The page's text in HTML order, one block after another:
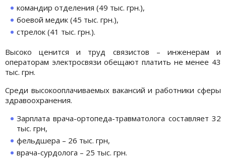
командир отделения (49 тыс. грн.),
боевой медик (45 тыс. грн.),
стрелок (41 тыс. грн.).
Высоко ценится и труд связистов – инженерам и
операторам электросвязи обещают платить не менее 43
тыс. грн.
Среди высокооплачиваемых вакансий и работники сферы
здравоохранения.
Зарплата врача-ортопеда-травматолога составляет 32
тыс. грн,
фельдшера – 26 тыс. грн,
врача-сурдолога – 25 тыс. грн.